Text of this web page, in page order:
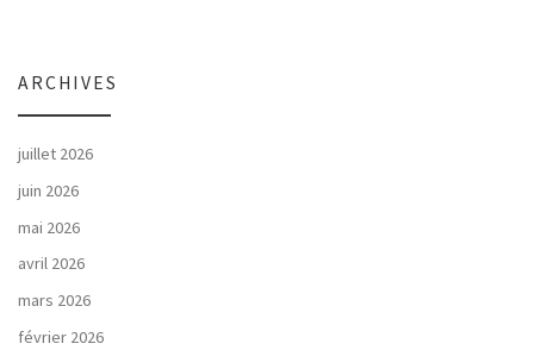
ARCHIVES
juillet 2026
juin 2026
mai 2026
avril 2026
mars 2026
février 2026